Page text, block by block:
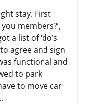
stay. First
members?’,
a list of ‘do’s
agree and sign
functional and
to park
to move car